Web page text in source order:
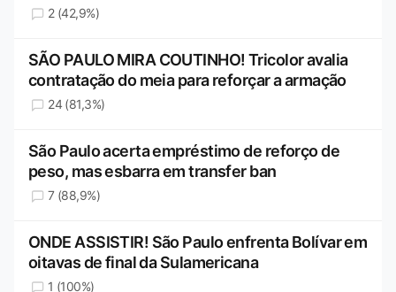
2 (42,9%)
SÃO PAULO MIRA COUTINHO! Tricolor avalia
contratação do meia para reforçar a armação
24 (81,3%)
São Paulo acerta empréstimo de reforço de
peso, mas esbarra em transfer ban
7 (88,9%)
ONDE ASSISTIR! São Paulo enfrenta Bolívar em
oitavas de final da Sulamericana
1 (100%)